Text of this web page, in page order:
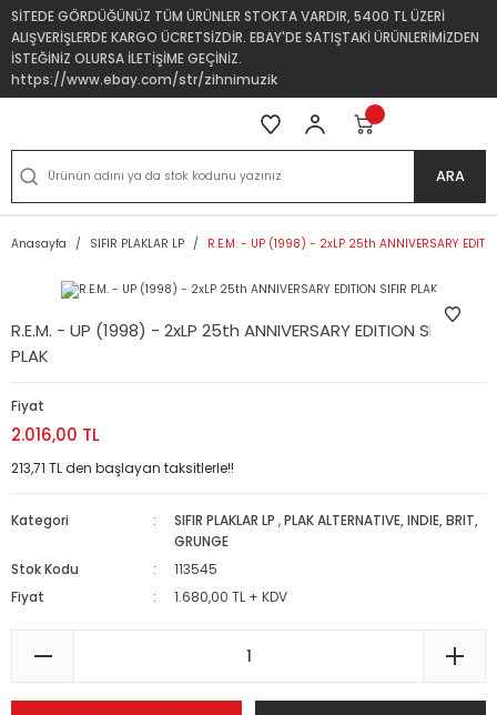
SİTEDE GÖRDÜĞÜNÜZ TÜM ÜRÜNLER STOKTA VARDIR, 5400 TL ÜZERİ
ALIŞVERİŞLERDE KARGO ÜCRETSİZDİR. EBAY'DE SATIŞTAKİ ÜRÜNLERİMİZDEN
İSTEĞİNİZ OLURSA İLETİŞİME GEÇİNİZ.
https://www.ebay.com/str/zihnimuzik
ARA
Anasayfa SIFIR PLAKLAR LP R.E.M. - UP (1998) - 2xLP 25th ANNIVERSARY
R.E.M. - UP (1998) - 2xLP 25th ANNIVERSARY EDITION SIFIR
PLAK
Fiyat
2.016,00 TL
213,71 TL den başlayan taksitlerle!!
Kategori SIFIR PLAKLAR LP ,PLAK ALTERNATIVE, INDIE, BRIT,
GRUNGE
Stok Kodu
113545
Fiyat
1.680,00 TL + KDV